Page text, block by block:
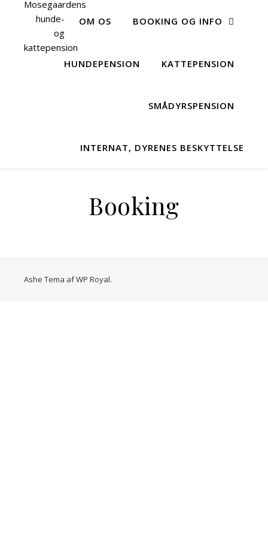
OM OS BOOKING OG INFO
HUNDEPENSION KATTEPENSION
SMÅDYRSPENSION
INTERNAT, DYRENES BESKYTTELSE
Booking
Ashe Tema afWP Royal.